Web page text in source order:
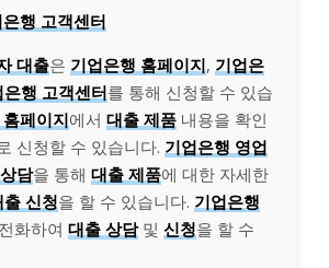
행 고객센터
대출은 기업은행 홈페이지, 기업은
은행 고객센터를 통해 신청할 수 있습
페이지에서 대출 제품 내용을 확인
신청할 수 있습니다. 기업은행 영업
담을 통해 대출 제품에 대한 자세한
출 신청을 할 수 있습니다. 기업은행
전화하여대출 상담및신청을 할 수